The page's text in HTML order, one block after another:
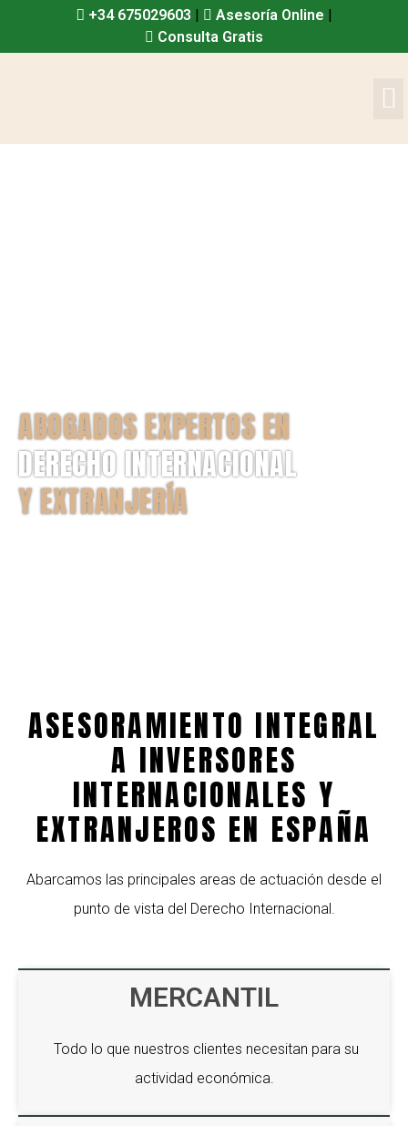
+34 675029603 | Asesoría Online |
Consulta Gratis
ABOGADOS EXPERTOS EN
DERECHO INTERNACIONAL
Y EXTRANJERÍA
ASESORAMIENTO INTEGRAL
A INVERSORES
INTERNACIONALES Y
EXTRANJEROS EN ESPAÑA
Abarcamos las principales areas de actuación desde el
punto de vista del Derecho Internacional.
MERCANTIL
Todo lo que nuestros clientes necesitan para su
actividad económica.